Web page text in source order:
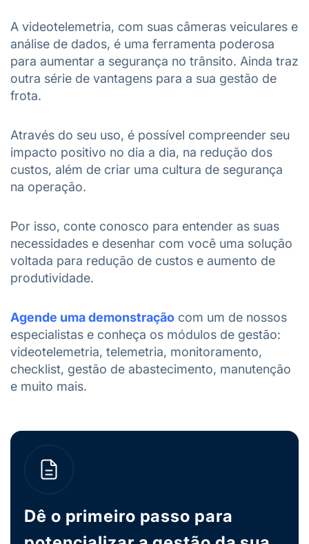
A videotelemetria, com suas câmeras veiculares e
análise de dados, é uma ferramenta poderosa
para aumentar a segurança no trânsito. Ainda traz
outra série de vantagens para a sua gestão de
frota.
Através do seu uso, é possível compreender seu
impacto positivo no dia a dia, na redução dos
custos, além de criar uma cultura de segurança
na operação.
Por isso, conte conosco para entender as suas
necessidades e desenhar com você uma solução
voltada para redução de custos e aumento de
produtividade.
Agende uma demonstração com um de nossos
especialistas e conheça os módulos de gestão:
videotelemetria, telemetria, monitoramento,
checklist, gestão de abastecimento, manutenção
e muito mais.
Dê o primeiro passo para